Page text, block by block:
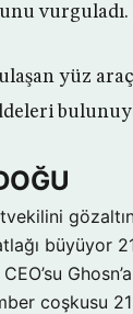
vurguladı.
yüz
büyüyor
coşkusu